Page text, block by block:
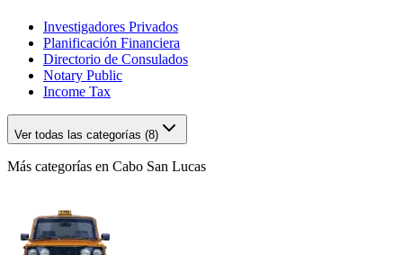
Investigadores Privados
Planificación Financiera
Directorio de Consulados
Notary Public
Income Tax
Ver todas las categorías (8)
Más categorías en Cabo San Lucas